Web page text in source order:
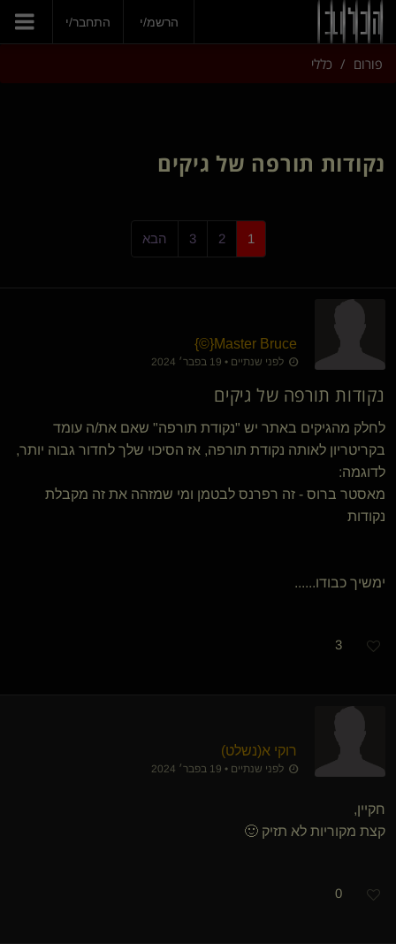
הרשמ/י התחבר/י
פורום כללי
נקודות תורפה של גיקים
1
2
3 הבא
Master Bruce
​{
©
}
לפני שנתיים • 19 בפבר׳ 2024
נקודות תורפה של גיקים
לחלק מהגיקים באתר יש "נקודת תורפה" שאם את/ה עומד
בקריטריון לאותה נקודת תורפה, אז הסיכוי שלך לחדור גבוה יותר,
לדוגמה:
מאסטר ברוס - זה רפרנס לבטמן ומי שמזהה את זה מקבלת
נקודות
ימשיך כבודו......
3
רוקי א​(נשלט)
לפני שנתיים • 19 בפבר׳ 2024
חקיין,
קצת מקוריות לא תזיק 🙂
0